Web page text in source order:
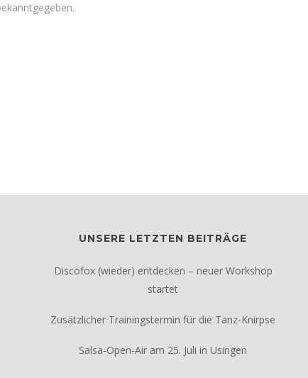
UNSERE LETZTEN BEITRÄGE
Discofox (wieder) entdecken – neuer Workshop
startet
Zusätzlicher Trainingstermin für die Tanz-Knirpse
Salsa‑Open‑Air am 25. Juli in Usingen